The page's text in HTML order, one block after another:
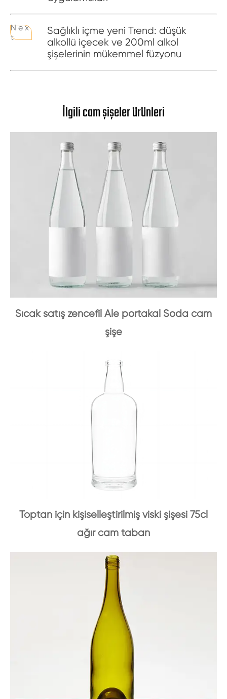
N e x
t
Sağlıklı içme yeni Trend: düşük
alkollü içecek ve 200ml alkol
şişelerinin mükemmel füzyonu
İlgili cam şişeler ürünleri
Sıcak satış zencefil Ale portakal Soda cam
şişe
Toptan için kişiselleştirilmiş viski şişesi 75cl
ağır cam taban